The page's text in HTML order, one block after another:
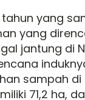
yang
yang
jantung di
sampah
71,2 ha,